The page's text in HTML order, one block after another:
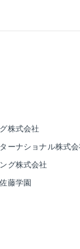
株式会社
ーナショナル株式
グ株式会社
藤学園